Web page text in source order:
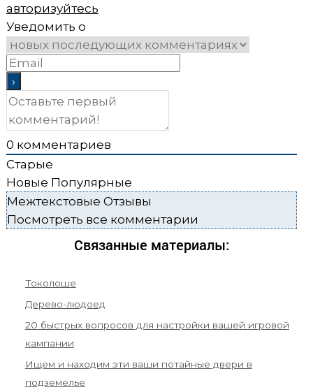
авторизуйтесь
Уведомить о
0 комментариев
Старые
Новые Популярные
Межтекстовые Отзывы
Посмотреть все комментарии
Связанные материалы:
Токолоше
Дерево-людоед
20 быстрых вопросов для настройки вашей игровой
кампании
Ищем и находим эти ваши потайные двери в
подземелье